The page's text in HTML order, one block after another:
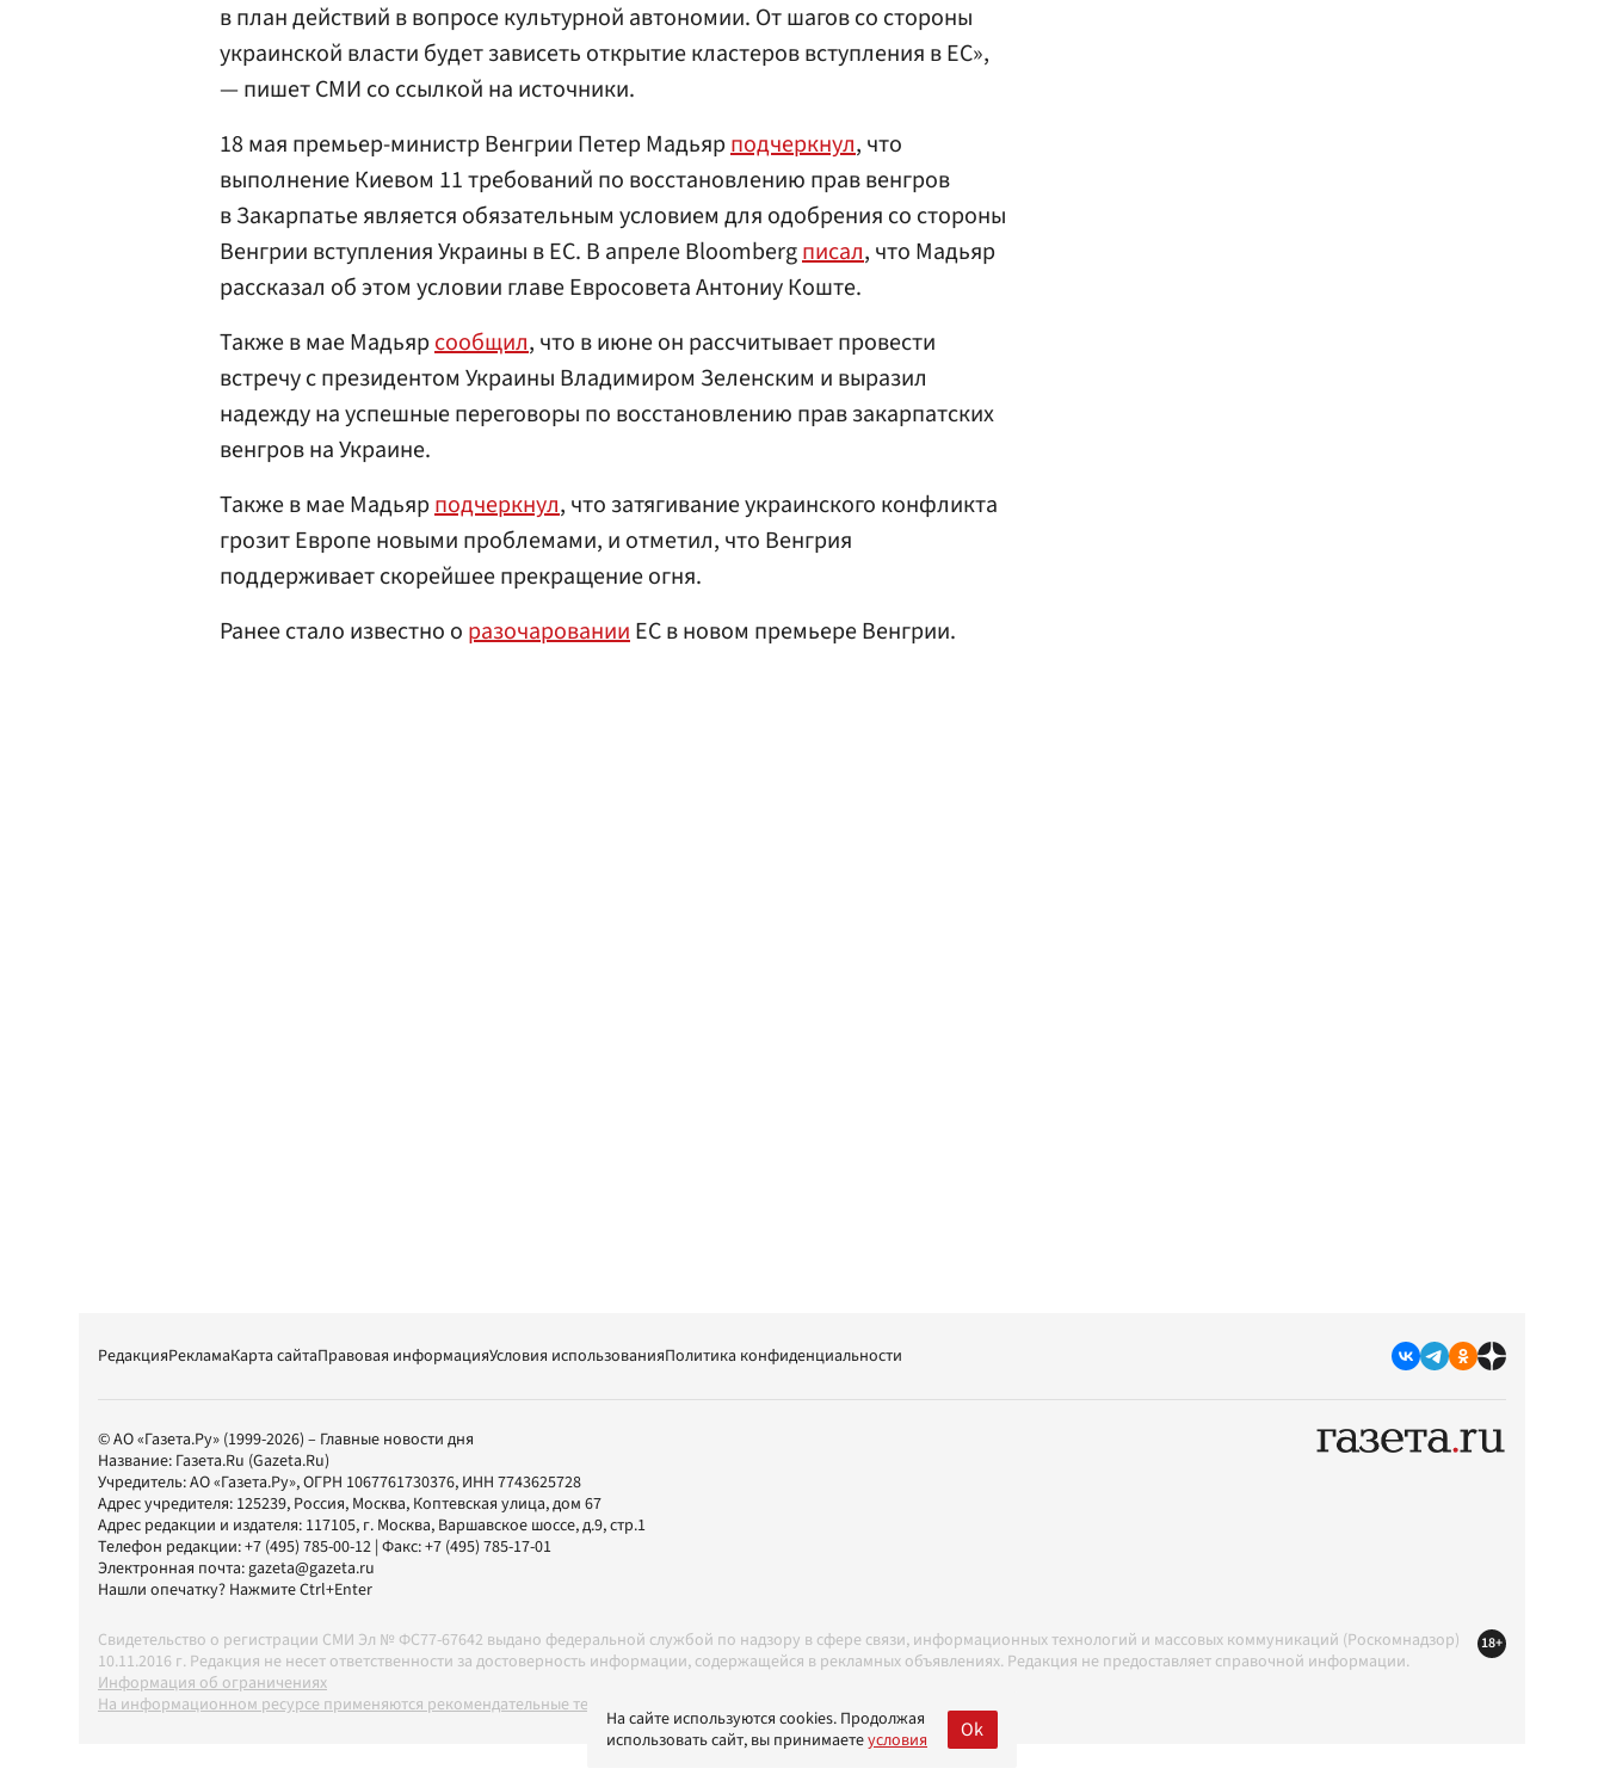
в план действий в вопросе культурной автономии. От шагов со стороны
украинской власти будет зависеть открытие кластеров вступления в ЕС»,
— пишет СМИ со ссылкой на источники.
18 мая премьер-министр Венгрии Петер Мадьярподчеркнул, что
выполнение Киевом 11 требований по восстановлению прав венгров
в Закарпатье является обязательным условием для одобрения со стороны
Венгрии вступления Украины в ЕС. В апреле Bloombergписал, что Мадьяр
рассказал об этом условии главе Евросовета Антониу Коште.
Также в мае Мадьярсообщил, что в июне он рассчитывает провести
встречу с президентом Украины Владимиром Зеленским и выразил
надежду на успешные переговоры по восстановлению прав закарпатских
венгров на Украине.
Также в мае Мадьярподчеркнул, что затягивание украинского конфликта
грозит Европе новыми проблемами, и отметил, что Венгрия
поддерживает скорейшее прекращение огня.
Ранее стало известно о разочарованииЕС в новом премьере Венгрии.
РедакцияРекламаКарта сайтаПравовая информацияУсловия использованияПолитика конфиденциальности
© АО «Газета.Ру» (1999-2026) – Главные новости дня
Название: Газета.Ru (Gazeta.Ru)
Учредитель:АО «Газета.Ру», ОГРН 1067761730376, ИНН 7743625728
Адрес учредителя: 125239, Россия, Москва, Коптевская улица, дом 67
Адрес редакции и издателя: 117105, г. Москва, Варшавское шоссе, д.9, стр.1
Телефон редакции:+7 (495) 785-00-12 | Факс:+7 (495) 785-17-01
Электронная почта:gazeta@gazeta.ru
Нашли опечатку? Нажмите Ctrl+Enter
Свидетельство о регистрации СМИ Эл № ФС77-67642 выдано федеральной службой по надзору в сфере связи, информационных технологий и массовых коммуникаций (Роскомнадзор)
10.11.2016 г. Редакция не несет ответственности за достоверность информации, содержащейся в рекламных объявлениях. Редакция не предоставляет справочной информации.
Информация об ограничениях
На информационном ресурсе применяются рекомендательные технологии в соответствии с Правилами
18+
На сайте используются cookies. Продолжая
использовать сайт, вы принимаетеусловия Ok